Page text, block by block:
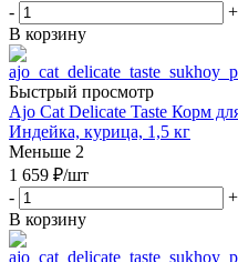
-
+
В корзину
Быстрый просмотр
Ajo Cat Delicate Taste Корм
Индейка, курица, 1,5 кг
Меньше 2
1 659 ₽/шт
-
+
В корзину